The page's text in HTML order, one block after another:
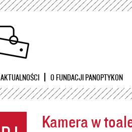
AKTUALNOŚCI O FUNDACJI PANOPTYKON
Kamera w